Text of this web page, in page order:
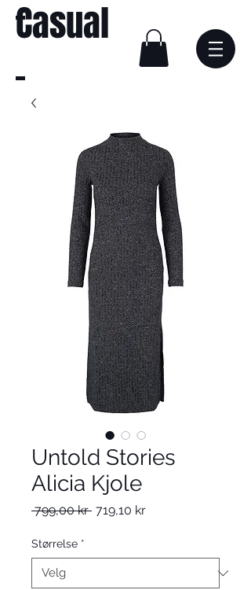
Casual
Untold Stories
Alicia Kjole
799,00 kr Vanlig
719,10 krSalgspris
Størrelse *